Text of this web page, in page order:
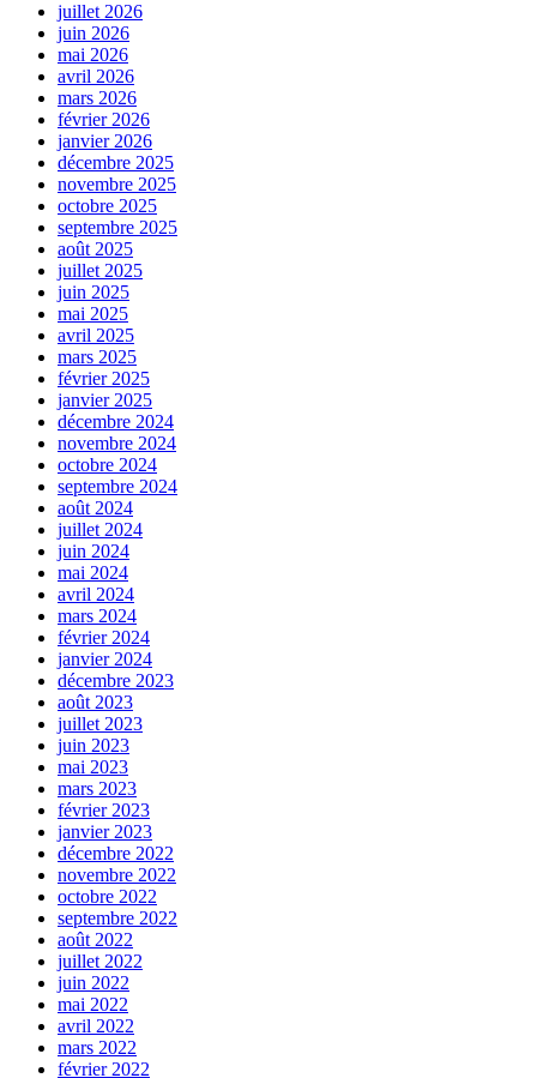
juillet 2026
juin 2026
mai 2026
avril 2026
mars 2026
février 2026
janvier 2026
décembre 2025
novembre 2025
octobre 2025
septembre 2025
août 2025
juillet 2025
juin 2025
mai 2025
avril 2025
mars 2025
février 2025
janvier 2025
décembre 2024
novembre 2024
octobre 2024
septembre 2024
août 2024
juillet 2024
juin 2024
mai 2024
avril 2024
mars 2024
février 2024
janvier 2024
décembre 2023
août 2023
juillet 2023
juin 2023
mai 2023
mars 2023
février 2023
janvier 2023
décembre 2022
novembre 2022
octobre 2022
septembre 2022
août 2022
juillet 2022
juin 2022
mai 2022
avril 2022
mars 2022
février 2022